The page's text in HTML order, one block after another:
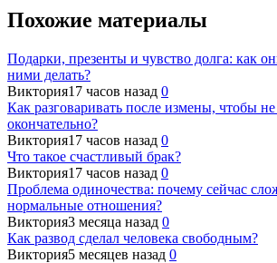
Похожие материалы
Подарки, презенты и чувство долга: как
ними делать?
Виктория17 часов назад 0
Как разговаривать после измены, чтобы
окончательно?
Виктория17 часов назад 0
Что такое счастливый брак?
Виктория17 часов назад 0
Проблема одиночества: почему сейчас
нормальные отношения?
Виктория3 месяца назад 0
Как развод сделал человека свободным?
Виктория5 месяцев назад 0